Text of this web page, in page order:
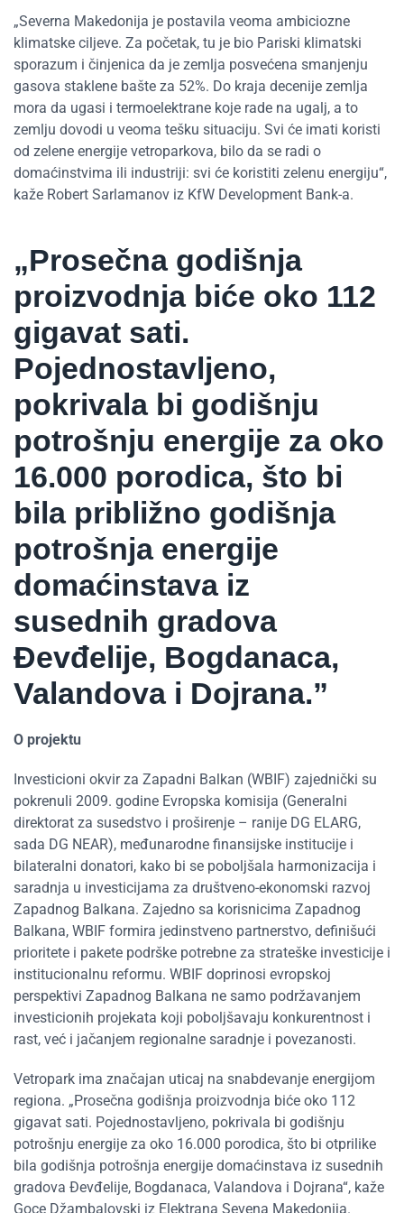
„Severna Makedonija je postavila veoma ambiciozne
klimatske ciljeve. Za početak, tu je bio Pariski klimatski
sporazum i činjenica da je zemlja posvećena smanjenju
gasova staklene bašte za 52%. Do kraja decenije zemlja
mora da ugasi i termoelektrane koje rade na ugalj, a to
zemlju dovodi u veoma tešku situaciju. Svi će imati koristi
od zelene energije vetroparkova, bilo da se radi o
domaćinstvima ili industriji: svi će koristiti zelenu energiju“,
kaže Robert Sarlamanov iz KfW Development Bank-a.
„Prosečna godišnja
proizvodnja biće oko 112
gigavat sati.
Pojednostavljeno,
pokrivala bi godišnju
potrošnju energije za oko
16.000 porodica, što bi
bila približno godišnja
potrošnja energije
domaćinstava iz
susednih gradova
Đevđelije, Bogdanaca,
Valandova i Dojrana.”
O projektu
Investicioni okvir za Zapadni Balkan (WBIF) zajednički su
pokrenuli 2009. godine Evropska komisija (Generalni
direktorat za susedstvo i proširenje – ranije DG ELARG,
sada DG NEAR), međunarodne finansijske institucije i
bilateralni donatori, kako bi se poboljšala harmonizacija i
saradnja u investicijama za društveno-ekonomski razvoj
Zapadnog Balkana. Zajedno sa korisnicima Zapadnog
Balkana, WBIF formira jedinstveno partnerstvo, definišući
prioritete i pakete podrške potrebne za strateške investicije i
institucionalnu reformu. WBIF doprinosi evropskoj
perspektivi Zapadnog Balkana ne samo podržavanjem
investicionih projekata koji poboljšavaju konkurentnost i
rast, već i jačanjem regionalne saradnje i povezanosti.
Vetropark ima značajan uticaj na snabdevanje energijom
regiona. „Prosečna godišnja proizvodnja biće oko 112
gigavat sati. Pojednostavljeno, pokrivala bi godišnju
potrošnju energije za oko 16.000 porodica, što bi otprilike
bila godišnja potrošnja energije domaćinstava iz susednih
gradova Đevđelije, Bogdanaca, Valandova i Dojrana“, kaže
Goce Džambalovski iz Elektrana Sevena Makedonija.